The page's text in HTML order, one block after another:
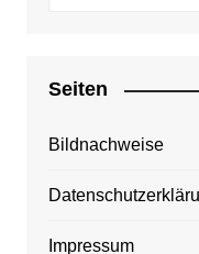
Seiten
Bildnachweise
Impressum